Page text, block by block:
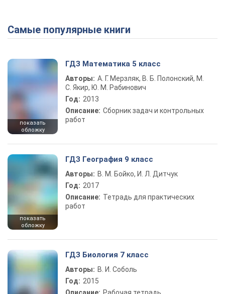
Самые популярные книги
показать
обложку
ГДЗ Математика 5 класс
Авторы: А. Г. Мерзляк, В. Б. Полонский, М.
С. Якир, Ю. М. Рабинович
Год: 2013
Описание: Сборник задач и контрольных
работ
показать
обложку
ГДЗ География 9 класс
Авторы: В. М. Бойко, И. Л. Дитчук
Год: 2017
Описание: Тетрадь для практических
работ
ГДЗ Биология 7 класс
Авторы: В. И. Соболь
Год: 2015